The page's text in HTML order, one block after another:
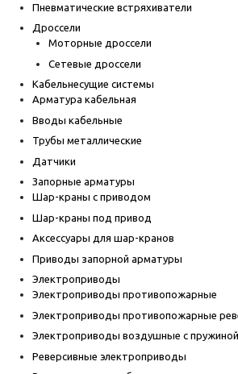
Пневматические встряхиватели
Дроссели
Моторные дроссели
Сетевые дроссели
Кабельнесущие системы
Арматура кабельная
Вводы кабельные
Трубы металлические
Датчики
Запорные арматуры
Шар-краны с приводом
Шар-краны под привод
Аксессуары для шар-кранов
Приводы запорной арматуры
Электроприводы
Электроприводы противопожарные
Электроприводы противопожарные
Электроприводы воздушные с пружиной
Реверсивные электроприводы